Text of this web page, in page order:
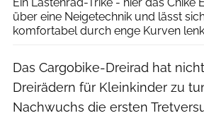
über eine Neigetechnik und lässt
komfortabel durch enge Kurven
Das Cargobike-Dreirad hat
Dreirädern für Kleinkinder zu
Nachwuchs die ersten